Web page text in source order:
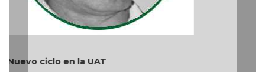
¿Quién es periodista?